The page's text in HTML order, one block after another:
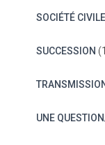
SOCIÉTÉ CIVILE
SUCCESSION
UNE